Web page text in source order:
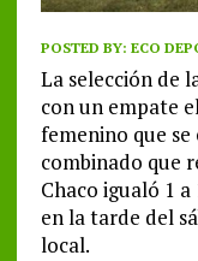
POSTED BY: ECO
La selección de
con un empate
femenino que
combinado que
Chaco igualó 1
en la tarde del
local.